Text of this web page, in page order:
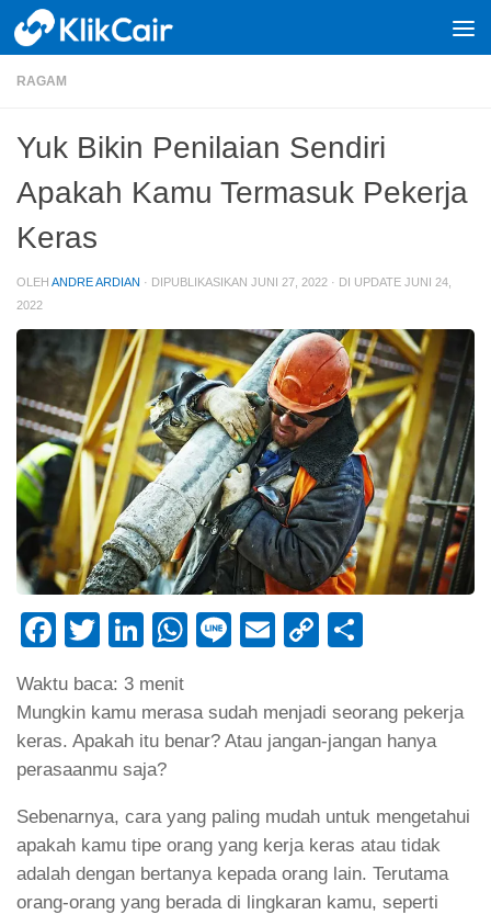
Skip to content
RAGAM
Yuk Bikin Penilaian Sendiri
Apakah Kamu Termasuk Pekerja
Keras
OLEH ANDRE ARDIAN · DIPUBLIKASIKAN JUNI 27, 2022 · DI UPDATE JUNI 24,
2022
Facebook
TwitterLinkedIn
WhatsApp
LineEmailCopy
Waktu baca: 3 menit
Mungkin kamu merasa sudah menjadi seorang pekerja
keras. Apakah itu benar? Atau jangan-jangan hanya
perasaanmu saja?
Sebenarnya, cara yang paling mudah untuk mengetahui
apakah kamu tipe orang yang kerja keras atau tidak
adalah dengan bertanya kepada orang lain. Terutama
orang-orang yang berada di lingkaran kamu, seperti